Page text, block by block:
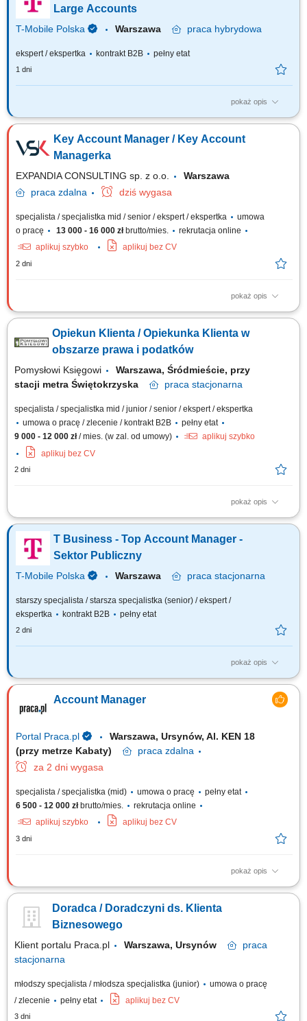
projektach; Aktywne pozyskiwanie nowych Klientów; Przygotowywanie i
prowadzenie prezentacji...
Large Accounts
T-Mobile Polska Warszawa praca hybrydowa
ekspert / ekspertka kontrakt B2B pełny etat
1 dni
pokaż opis
Zadania, które na Ciebie czekają: Zarządzanie aktualną bazą Klientów
produktów w odpowiedzi na rozpoznane potrzeby klientów, Budowanie
silnych relacji z Klientami, Prezentowanie i aktywne uczestnictwo w
Key Account Manager / Key Account
Managerka
EXPANDIA CONSULTING sp. z o.o.
Warszawa
praca zdalna dziś wygasa
specjalista / specjalistka mid / senior / ekspert / ekspertka
umowa
o pracę
13 000 - 16 000 złbrutto/mies.
rekrutacja online
aplikuj szybko
aplikuj bez CV
2 dni
pokaż opis
Zadania Aktywne pozyskiwanie klientów i rozwój sprzedaży w Polsce
sektorem B2B; Przygotowywanie ofert handlowych oraz prowadzenie
negocjacji; Bieżąca analiza rentowności, marżowości oraz kontrola
Opiekun Klienta / Opiekunka Klienta w
obszarze prawa i podatków
Pomysłowi Księgowi
Warszawa, Śródmieście, przy
stacji metra Świętokrzyska
praca stacjonarna
specjalista / specjalistka mid / junior / senior / ekspert / ekspertka
umowa o pracę / zlecenie / kontrakt B2B
pełny etat
9 000 - 12 000 zł/ mies. (w zal. od umowy)
aplikuj szybko
aplikuj bez CV
2 dni
pokaż opis
Samodzielne prowadzenie komunikacji telefonicznej oraz mailowej z
portfelem stałych klientów w obszarze prawa i podatków. Realizacja
spotkań bezpośrednich oraz budowanie trwałych relacji z kontrahentami.
Reprezentowanie interesów klientów w kontaktach z organami
administracji publicznej i...
T Business - Top Account Manager -
Sektor Publiczny
T-Mobile Polska Warszawa praca stacjonarna
starszy specjalista / starsza specjalistka (senior) / ekspert /
ekspertka
kontrakt B2B pełny etat
2 dni
pokaż opis
Zadania, które na Ciebie czekają: Rozwijanie współpracy z obecnymi i
Polsce; Sprzedaż kompleksowych rozwiązań oraz usług IT i ICT, w tym:
Cloud, Infrastruktura, Cybersecurity, Modern Workplace, Networking.
Account Manager
Portal Praca.pl
Warszawa, Ursynów, Al. KEN 18
(przy metrze Kabaty)
praca zdalna
za 2 dni wygasa
specjalista / specjalistka (mid) umowa o pracę
pełny etat
6 500 - 12 000 złbrutto/mies.
rekrutacja online
aplikuj szybko
aplikuj bez CV
3 dni
pokaż opis
Zakres obowiązków: Aktywne pozyskiwanie nowych klientów B2B –
Docieranie do nowych firm i decydentów – systematyczna praca na
rynku; Prowadzenie spotkań i prezentacja oferty firmy; Przygotowywanie
Doradca / Doradczyni ds. Klienta
Biznesowego
Klient portalu Praca.pl Warszawa, Ursynów
praca
stacjonarna
młodszy specjalista / młodsza specjalistka (junior)
umowa o pracę
/ zlecenie
pełny etat aplikuj bez CV
3 dni